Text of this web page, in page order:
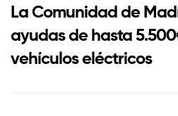
La Comunidad de
ayudas de hasta
vehículos eléctricos